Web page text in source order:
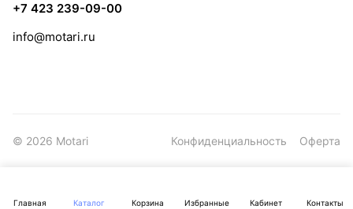
+7 423 239-09-00
info@motari.ru
© 2026 Motari Конфиденциальность Оферта
Главная Каталог Корзина Избранные Кабинет Контакты